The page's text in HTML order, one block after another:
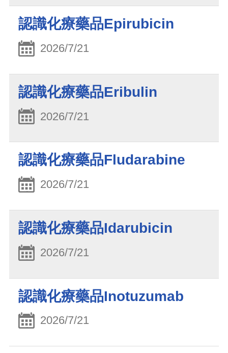
認識化療藥品Epirubicin
2026/7/21
認識化療藥品Eribulin
2026/7/21
認識化療藥品Fludarabine
2026/7/21
認識化療藥品Idarubicin
2026/7/21
認識化療藥品Inotuzumab
2026/7/21